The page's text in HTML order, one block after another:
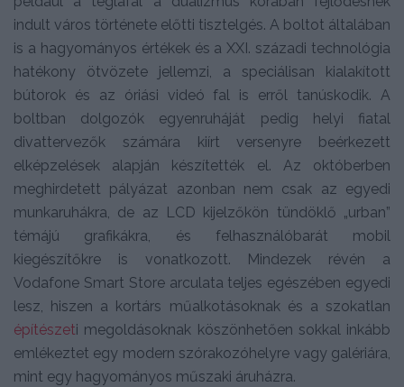
indult város története előtti tisztelgés. A boltot általában
is a hagyományos értékek és a XXI. századi technológia
hatékony ötvözete jellemzi, a speciálisan kialakított
bútorok és az óriási videó fal is erről tanúskodik. A
boltban dolgozók egyenruháját pedig helyi fiatal
divattervezők számára kiírt versenyre beérkezett
elképzelések alapján készítették el. Az októberben
meghirdetett pályázat azonban nem csak az egyedi
munkaruhákra, de az LCD kijelzőkön tündöklő „urban”
témájú grafikákra, és felhasználóbarát mobil
kiegészítőkre is vonatkozott. Mindezek révén a
Vodafone Smart Store arculata teljes egészében egyedi
lesz, hiszen a kortárs műalkotásoknak és a szokatlan
építészeti megoldásoknak köszönhetően sokkal inkább
emlékeztet egy modern szórakozóhelyre vagy galériára,
mint egy hagyományos műszaki áruházra.